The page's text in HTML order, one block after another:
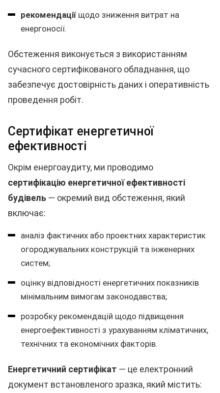
рекомендаціїщодо зниження витрат на
енергоносії.
Обстеження виконується з використанням
сучасного сертифікованого обладнання, що
забезпечує достовірність даних і оперативність
проведення робіт.
Сертифікат енергетичної
ефективності
Окрім енергоаудиту, ми проводимо
сертифікацію енергетичної ефективності
будівель — окремий вид обстеження, який
включає:
аналіз фактичних або проектних характеристик
огороджувальних конструкцій та інженерних
систем;
оцінку відповідності енергетичних показників
мінімальним вимогам законодавства;
розробку рекомендацій щодо підвищення
енергоефективності з урахуванням кліматичних,
технічних та економічних факторів.
Енергетичний сертифікат — це електронний
документ встановленого зразка, який містить: